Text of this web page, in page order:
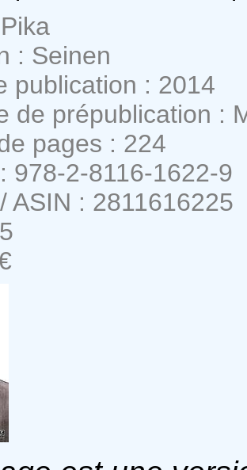
: Seinen
publication : 2014
de prépublication :
pages : 224
978-2-8116-1622-9
ASIN : 2811616225